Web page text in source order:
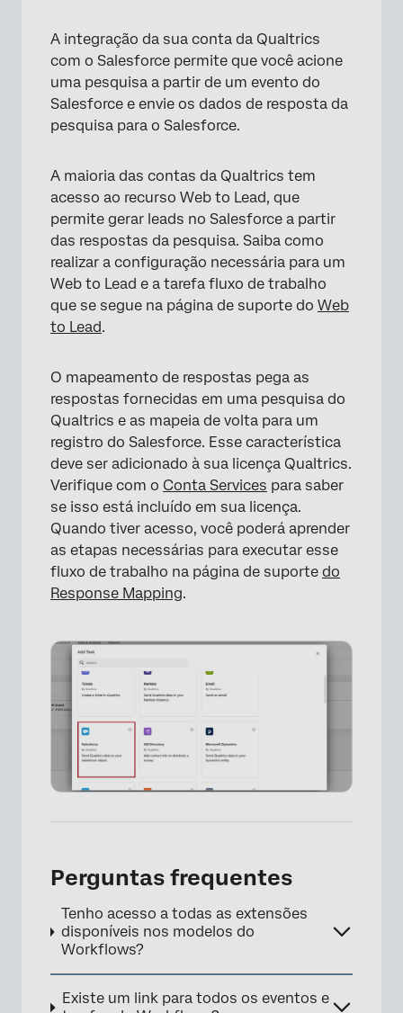
A integração da sua conta da Qualtrics
com o Salesforce permite que você acione
uma pesquisa a partir de um evento do
Salesforce e envie os dados de resposta da
pesquisa para o Salesforce.
A maioria das contas da Qualtrics tem
acesso ao recurso Web to Lead, que
permite gerar leads no Salesforce a partir
das respostas da pesquisa. Saiba como
realizar a configuração necessária para um
Web to Lead e a tarefa fluxo de trabalho
que se segue na página de suporte do Web
to Lead.
O mapeamento de respostas pega as
respostas fornecidas em uma pesquisa do
Qualtrics e as mapeia de volta para um
registro do Salesforce. Esse característica
deve ser adicionado à sua licença Qualtrics.
Verifique com o Conta Services para saber
se isso está incluído em sua licença.
Quando tiver acesso, você poderá aprender
as etapas necessárias para executar esse
fluxo de trabalho na página de suporte do
Response Mapping.
×
Perguntas frequentes
Tenho acesso a todas as extensões
disponíveis nos modelos do
Workflows?
Existe um link para todos os eventos e